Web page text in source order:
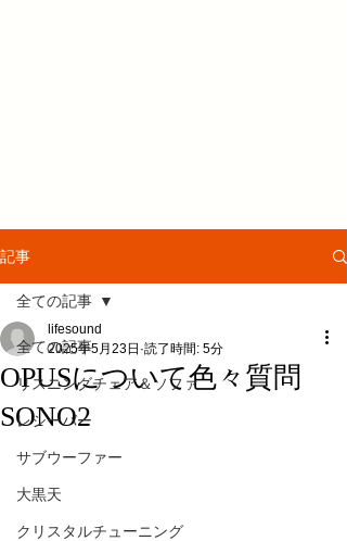
記事
全ての記事
リスニングチェア＆ソファ
レシーバー
サブウーファー
大黒天
クリスタルチューニング
全ての記事
OPUSについて色々質問
SONO2
lifesound
2025年5月23日 読了時間: 5分